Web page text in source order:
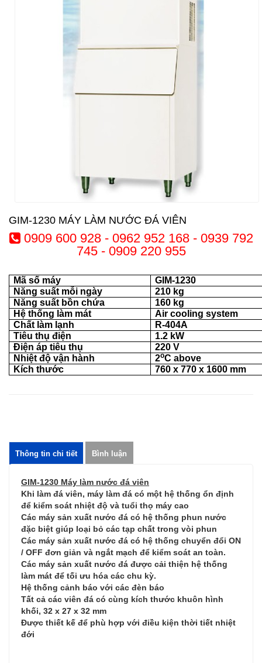
GIM-1230 MÁY LÀM NƯỚC ĐÁ VIÊN
0909 600 928 - 0962 952 168 - 0939 792
745 - 0909 220 955
Mã số máy
GIM-1230
Năng suất mỗi ngày
210 kg
Năng suất bồn chứa
160 kg
Hệ thống làm mát
Air cooling system
Chất làm lạnh
R-404A
Tiêu thụ điện
1.2 kW
Điện áp tiêu thụ
220 V
Nhiệt độ vận hành
2oC above
Kích thước
760 x 770 x 1600 mm
Thông tin chi tiết Bình luận
GIM-1230 Máy làm nước đá viên
Khi làm đá viên, máy làm đá có một hệ thống ổn định
để kiểm soát nhiệt độ và tuổi thọ máy cao
Các máy sản xuất nước đá có hệ thống phun nước
đặc biệt giúp loại bỏ các tạp chất trong vòi phun
Các máy sản xuất nước đá có hệ thống chuyển đổi ON
/ OFF đơn giản và ngắt mạch để kiểm soát an toàn.
Các máy sản xuất nước đá được cải thiện hệ thống
làm mát để tối ưu hóa các chu kỳ.
Hệ thống cảnh báo với các đèn báo
Tất cả các viên đá có cùng kích thước khuôn hình
khối, 32 x 27 x 32 mm
Được thiết kế để phù hợp với điều kiện thời tiết nhiệt
đới